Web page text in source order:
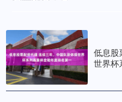
目款项并用募集资金置换
在线配资炒股 2026-05-27
中访网数据 北京国联视讯信息
603613，证券简称：国联股份
低息股
世界杯